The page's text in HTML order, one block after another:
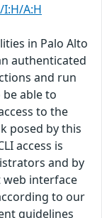
I:H/A:H
in Palo Alto
authenticated
and run
able to
to the
posed by this
access is
and by
web interface
to our
guidelines